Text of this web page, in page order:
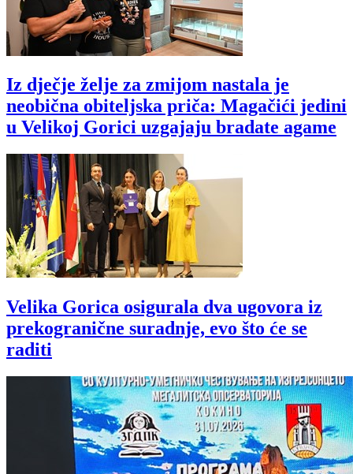
Iz dječje želje za zmijom nastala je
neobična obiteljska priča: Magačići jedini
u Velikoj Gorici uzgajaju bradate agame
Velika Gorica osigurala dva ugovora iz
prekogranične suradnje, evo što će se
raditi